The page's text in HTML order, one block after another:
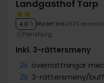
Landgasthof Tarp
4.0/ 5 Mycket bra 2929
Flensburg
Inkl. 3-rättersmeny
2x övernattningar
2x 3-rättersmeny/